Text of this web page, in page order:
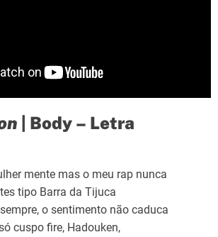
| Body – Letra
mente mas o meu rap nunca
tipo Barra da Tijuca
o sentimento não caduca
cuspo fire, Hadouken,